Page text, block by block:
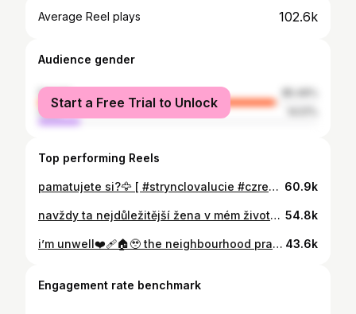
Average Reel plays 102.6k
Audience gender
female
male
Start a Free Trial to Unlock
Top performing Reels
pamatujete si?🦅 [ #strynclovalucie #czreels #czech ] 60.9k
navždy ta nejdůležitější žena v mém životě, všechno nejkrásnější k narozeninám mami, miluju tě💕👩🏻‍❤️‍👩🏽 54.8k
i’m unwell❤️‍🩹🏠🥹 the neighbourhood prague @thenbhd #theneighbourhood #jesserutherford #thenbhd #prague 43.6k
Engagement rate benchmark